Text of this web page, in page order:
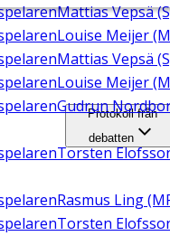
Mattias Vepsä
Louise Meijer
Mattias Vepsä
Louise Meijer
Gudrun
Torsten
Rasmus Ling
Torsten
Protokoll från
debatten